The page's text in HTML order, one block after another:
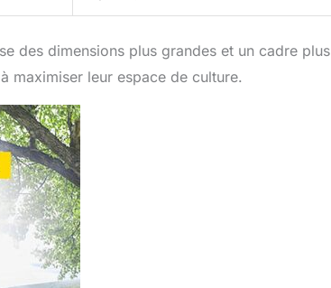
des dimensions plus grandes et un cadre plus
maximiser leur espace de culture.